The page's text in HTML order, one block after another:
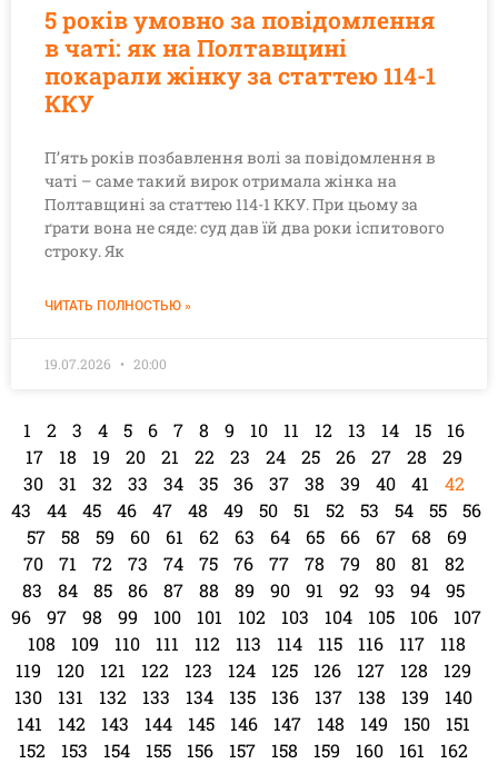
5 років умовно за повідомлення
в чаті: як на Полтавщині
покарали жінку за статтею 114-1
ККУ
П’ять років позбавлення волі за повідомлення в
чаті – саме такий вирок отримала жінка на
Полтавщині за статтею 114-1 ККУ. При цьому за
ґрати вона не сяде: суд дав їй два роки іспитового
строку. Як
ЧИТАТЬ ПОЛНОСТЬЮ »
19.07.2026 20:00
1 2 3 4 5 6 7 8 9 10 11 12 13 14 15
16
17
18 19 20 21 22 23 24 25 26 27 28
29
30
31 32 33 34 35 36 37 38 39 40 41
42
43
44 45 46 47 48 49 50 51 52 53 54 55
56
57
58 59 60 61 62 63 64 65 66 67 68
69
70
71 72 73 74 75 76 77 78 79 80 81
82
83
84 85 86 87 88 89 90 91 92 93 94
95
96
97 98 99 100 101 102 103 104 105 106
107
108
109 110 111 112 113 114 115 116 117
118
119
120 121 122 123 124 125 126 127 128
129
130
131 132 133 134 135 136 137 138 139
140
141
142 143 144 145 146 147 148 149 150
151
152
153 154 155 156 157 158 159 160 161
162